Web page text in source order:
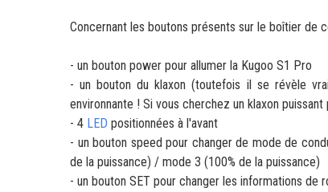
Concernant les boutons présents sur le boîtier de
- un bouton power pour allumer la Kugoo S1 Pro
- un bouton du klaxon (toutefois il se révèle
environnante ! Si vous cherchez un klaxon
- 4 LED positionnées à l'avant
- un bouton speed pour changer de mode de
de la puissance) / mode 3 (100% de la puissance)
- un bouton SET pour changer les informations